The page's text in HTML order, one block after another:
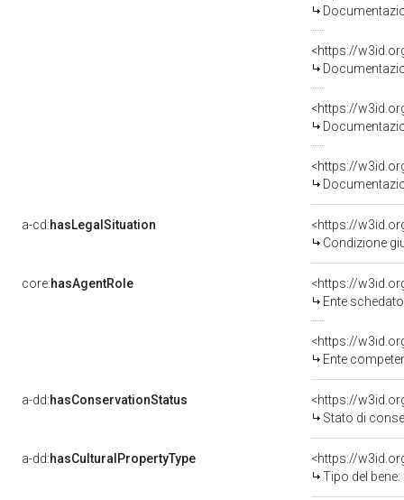
a-cd:hasLegalSituation
<https://
Condizione
core:hasAgentRole
<https://
Ente schedatore
<https://
Ente
a-dd:hasConservationStatus
<https://
Stato di
a-dd:hasCulturalPropertyType
<https://
Tipo del